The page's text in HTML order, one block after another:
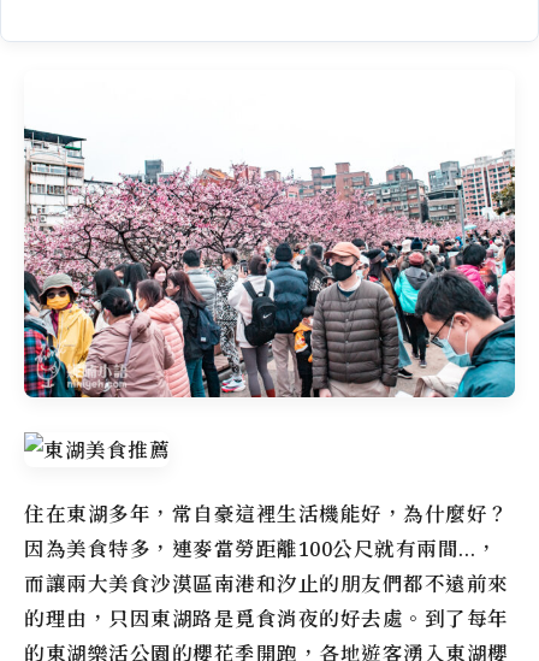
住在東湖多年，常自豪這裡生活機能好，為什麼好？
因為美食特多，連麥當勞距離100公尺就有兩間…，
而讓兩大美食沙漠區南港和汐止的朋友們都不遠前來
的理由，只因東湖路是覓食消夜的好去處。到了每年
的東湖樂活公園的櫻花季開跑，各地遊客湧入東湖櫻